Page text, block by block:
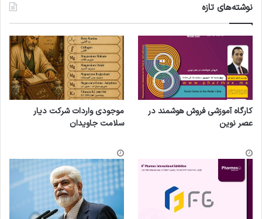
نوشته‌های تازه
کارگاه آموزشی فروش هوشمند در
عصر نوین
موجودی واردات شرکت دیار
سلامت جاویدان